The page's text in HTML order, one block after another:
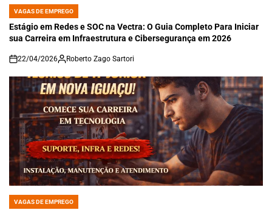
POSTED
IN
VAGAS DE EMPREGO
Estágio em Redes e SOC na Vectra: O Guia Completo Para Iniciar
sua Carreira em Infraestrutura e Cibersegurança em 2026
on
22/04/2026 Roberto Zago Sartori
POSTED
VAGAS DE EMPREGO